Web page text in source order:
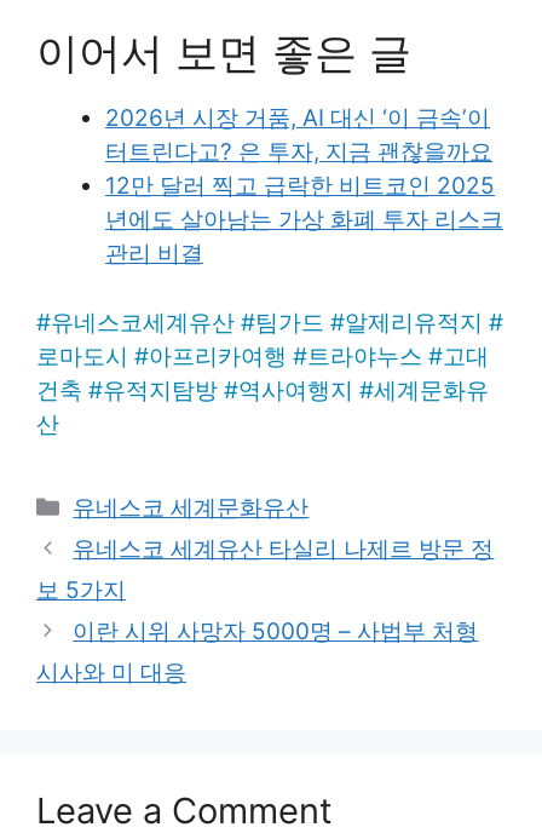
이어서 보면 좋은 글
2026년 시장 거품, AI 대신 ‘이 금속’이
터트린다고? 은 투자, 지금 괜찮을까요
12만 달러 찍고 급락한 비트코인 2025
년에도 살아남는 가상 화폐 투자 리스크
관리 비결
#유네스코세계유산 #팀가드 #알제리유적지 #
로마도시 #아프리카여행 #트라야누스 #고대
건축 #유적지탐방 #역사여행지 #세계문화유
산
Categories
유네스코 세계문화유산
유네스코 세계유산 타실리 나제르 방문 정
보 5가지
이란 시위 사망자 5000명 – 사법부 처형
시사와 미 대응
Leave a Comment